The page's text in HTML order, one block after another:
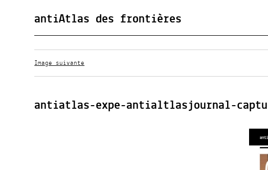
antiAtlas des frontières
Image suivante
antiatlas-expe-antialtlasjournal-